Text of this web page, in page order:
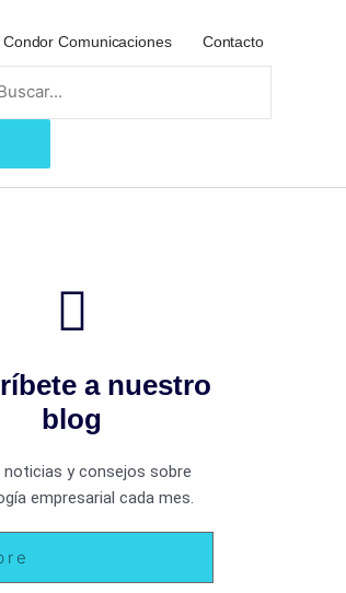
Condor Comunicaciones Contacto
a nuestro
blog
noticias y consejos sobre
empresarial cada mes.